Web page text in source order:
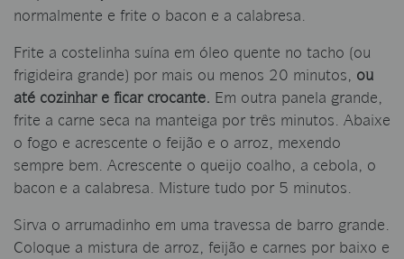
normalmente e frite o bacon e a calabresa.
Frite a costelinha suína em óleo quente no tacho (ou
frigideira grande) por mais ou menos 20 minutos, ou
até cozinhar e ficar crocante. Em outra panela grande,
frite a carne seca na manteiga por três minutos. Abaixe
o fogo e acrescente o feijão e o arroz, mexendo
sempre bem. Acrescente o queijo coalho, a cebola, o
bacon e a calabresa. Misture tudo por 5 minutos.
Sirva o arrumadinho em uma travessa de barro grande.
Coloque a mistura de arroz, feijão e carnes por baixo e